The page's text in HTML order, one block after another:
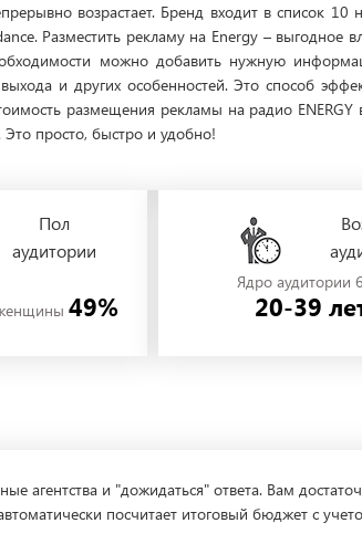
возрастает. Бренд входит в список 10
Разместить рекламу на Energy – выгодное
можно добавить нужную
и других особенностей. Это способ
размещения рекламы на радио ENERGY
просто, быстро и удобно!
Пол
аудитории
49%
Ядро аудитории
20-39
агентства и "дожидаться" ответа. Вам
посчитает итоговый бюджет с